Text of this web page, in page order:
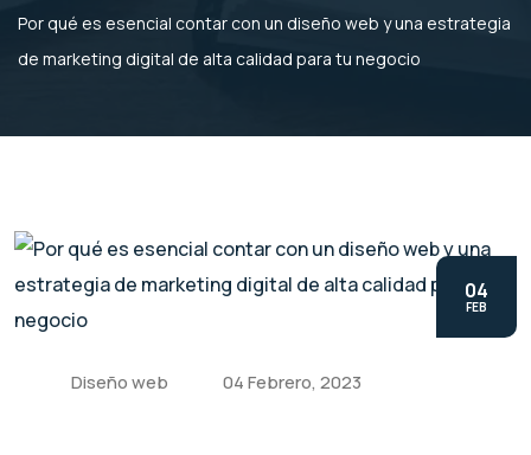
Por qué es esencial contar con un diseño web y una estrategia
de marketing digital de alta calidad para tu negocio
04
FEB
Diseño web 04 Febrero, 2023